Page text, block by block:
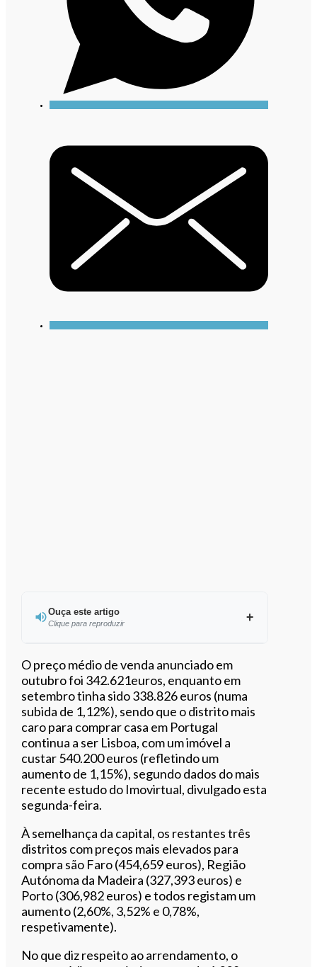
Ouça este artigo
Clique para reproduzir
Ouvir este artigo
O preço médio de venda anunciado em
outubro foi 342.621euros, enquanto em
setembro tinha sido 338.826 euros (numa
subida de 1,12%), sendo que o distrito mais
caro para comprar casa em Portugal
continua a ser Lisboa, com um imóvel a
custar 540.200 euros (refletindo um
aumento de 1,15%), segundo dados do mais
recente estudo do Imovirtual, divulgado esta
segunda-feira.
À semelhança da capital, os restantes três
distritos com preços mais elevados para
compra são Faro (454,659 euros), Região
Autónoma da Madeira (327,393 euros) e
Porto (306,982 euros) e todos registam um
aumento (2,60%, 3,52% e 0,78%,
respetivamente).
No que diz respeito ao arrendamento, o